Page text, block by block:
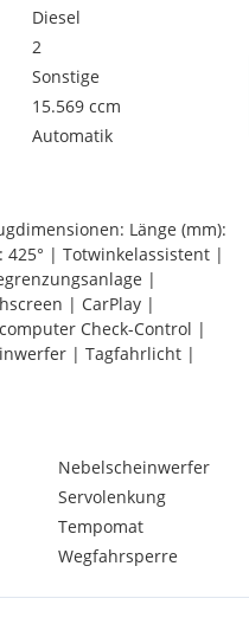
Diesel
2
Sonstige
15.569 ccm
Automatik
Länge (mm):
425° | Totwinkelassistent |
|
| CarPlay |
Check-Control |
| Tagfahrlicht |
Nebelscheinwerfer
Servolenkung
Tempomat
Wegfahrsperre